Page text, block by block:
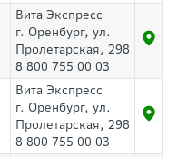
Вита Экспресс
г. Оренбург, ул.
Пролетарская, 298
8 800 755 00 03
Вита Экспресс
г. Оренбург, ул.
Пролетарская, 298
8 800 755 00 03